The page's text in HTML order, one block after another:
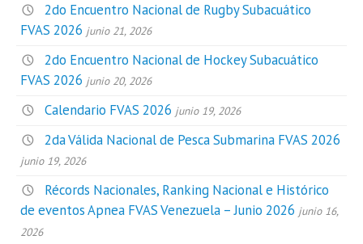
2do Encuentro Nacional de Rugby Subacuático
FVAS 2026 junio 21, 2026
2do Encuentro Nacional de Hockey Subacuático
FVAS 2026 junio 20, 2026
Calendario FVAS 2026 junio 19, 2026
2da Válida Nacional de Pesca Submarina FVAS 2026
junio 19, 2026
Récords Nacionales, Ranking Nacional e Histórico
de eventos Apnea FVAS Venezuela – Junio 2026 junio 16,
2026